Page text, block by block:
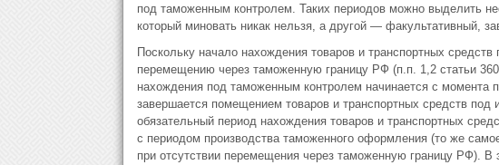
под таможенным контролем. Таких периодов можно выделить
который миновать никак нельзя, а другой — факультативный,
Поскольку начало нахождения товаров и транспортных
перемещению через таможенную границу РФ (п.п. 1,2 статьи
нахождения под таможенным контролем начинается с
завершается помещением товаров и транспортных средств
обязательный период нахождения товаров и транспортных
с периодом производства таможенного оформления (то же
при отсутствии перемещения через таможенную границу РФ).